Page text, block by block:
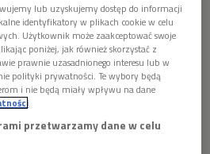
we
Foto: Pan Yulong/Xinhua
News/East News
lub uzyskujemy dostęp do informacji
identyfikatory w plikach cookie w celu
Użytkownik może zaakceptować swoje
poniżej, jak również skorzystać z
prawnie uzasadnionego interesu lub w
polityki prywatności. Te wybory będą
i nie będą miały wpływu na dane
przetwarzamy dane w celu